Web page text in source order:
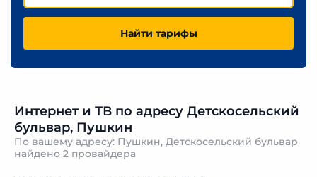
Найти тарифы
Интернет и ТВ по адресу Детскосельский
бульвар, Пушкин
По вашему адресу: Пушкин, Детскосельский бульвар
найдено 2 провайдера